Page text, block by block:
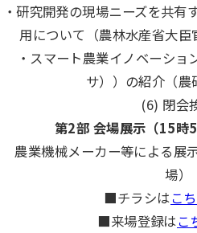
・研究開発の現場ニーズを共
用について（農林水産省大臣
・スマート農業イノベーショ
サ））の紹介（農
(6) 閉会
第2部 会場展示（15時
農業機械メーカー等による展
場）
■チラシはこ
■来場登録はこ